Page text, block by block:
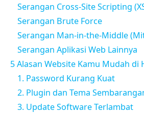
Serangan Cross-Site Scripting
Serangan Brute Force
Serangan Man-in-the-Middle
Serangan Aplikasi Web Lainnya
5 Alasan Website Kamu Mudah di
1. Password Kurang Kuat
2. Plugin dan Tema
3. Update Software Terlambat